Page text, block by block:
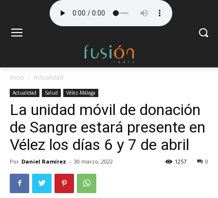
Inicio Actualidad
Actualidad Salud Vélez-Málaga
La unidad móvil de donación
de Sangre estará presente en
Vélez los días 6 y 7 de abril
Por Daniel Ramírez - 30 marzo, 2022 0
1257